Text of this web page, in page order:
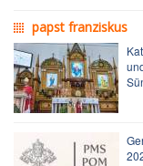
papst franziskus